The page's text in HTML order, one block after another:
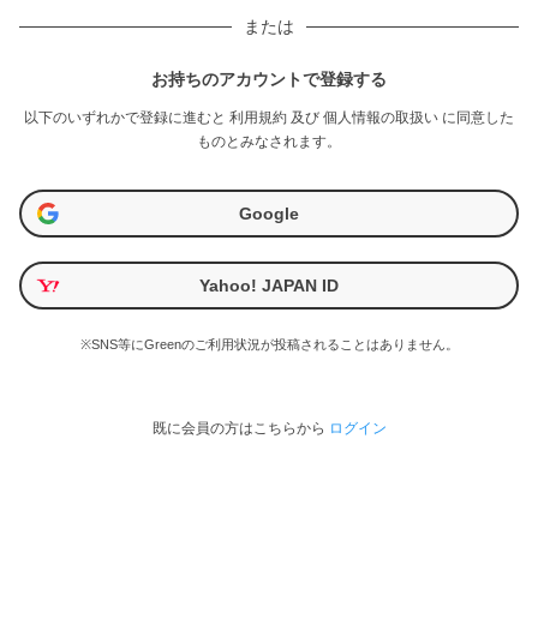
または
お持ちのアカウントで登録する
以下のいずれかで登録に進むと 利用規約 及び 個人情報の取扱い に同意した
ものとみなされます。
Google
Yahoo! JAPAN ID
※SNS等にGreenのご利用状況が投稿されることはありません。
既に会員の方はこちらから ログイン